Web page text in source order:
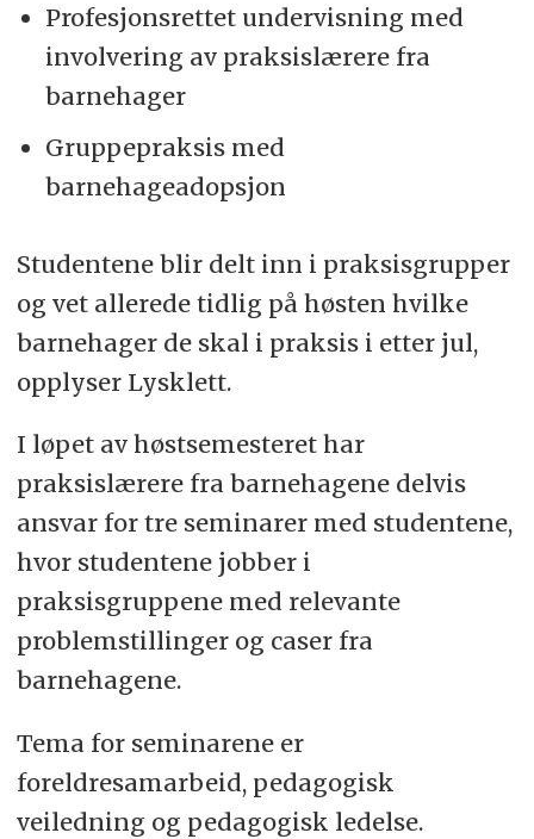
Profesjonsrettet undervisning med
involvering av praksislærere fra
barnehager
Gruppepraksis med
barnehageadopsjon
Studentene blir delt inn i praksisgrupper
og vet allerede tidlig på høsten hvilke
barnehager de skal i praksis i etter jul,
opplyser Lysklett.
I løpet av høstsemesteret har
praksislærere fra barnehagene delvis
ansvar for tre seminarer med studentene,
hvor studentene jobber i
praksisgruppene med relevante
problemstillinger og caser fra
barnehagene.
Tema for seminarene er
foreldresamarbeid, pedagogisk
veiledning og pedagogisk ledelse.